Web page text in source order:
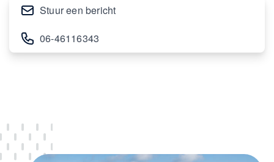
Stuur een bericht
06-46116343